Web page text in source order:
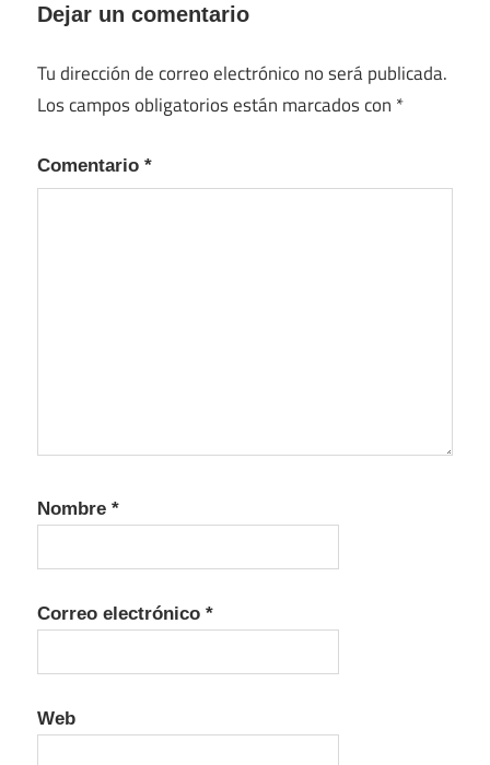
Dejar un comentario
Tu dirección de correo electrónico no será publicada.
Los campos obligatorios están marcados con *
Comentario *
Nombre *
Correo electrónico *
Web